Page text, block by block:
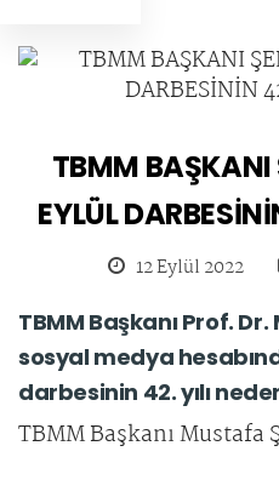
TBMM BAŞKANI
EYLÜL
12 Eylül 2022
TBMM Başkanı Prof.
sosyal medya
darbesinin 42. yılı
TBMM Başkanı Mustafa